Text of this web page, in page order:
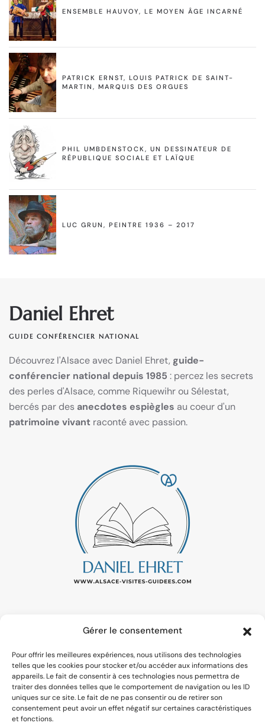
Gérer le consentement
Pour offrir les meilleures expériences, nous utilisons des technologies
telles que les cookies pour stocker et/ou accéder aux informations des
appareils. Le fait de consentir à ces technologies nous permettra de
traiter des données telles que le comportement de navigation ou les ID
uniques sur ce site. Le fait de ne pas consentir ou de retirer son
consentement peut avoir un effet négatif sur certaines caractéristiques
et fonctions.
ENSEMBLE HAUVOY, LE MOYEN ÂGE INCARNÉ
PATRICK ERNST, LOUIS PATRICK DE SAINT-
MARTIN, MARQUIS DES ORGUES
PHIL UMBDENSTOCK, UN DESSINATEUR DE
RÉPUBLIQUE SOCIALE ET LAÏQUE
LUC GRUN, PEINTRE 1936 – 2017
Daniel Ehret
GUIDE CONFÉRENCIER NATIONAL
Découvrez l'Alsace avec Daniel Ehret, guide-
conférencier national depuis 1985 : percez les secrets
des perles d'Alsace, comme Riquewihr ou Sélestat,
bercés par des anecdotes espiègles au coeur d'un
patrimoine vivant raconté avec passion.
ALSACE.VISITEGUIDEE@GMAIL.COM
07 67 45 08 74
TARIFS ET RÉSERVATION